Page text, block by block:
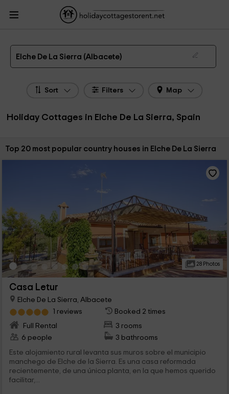
HolidayCottagesToRent.net
La Mancha
Holiday Cottages Albacete
Holiday Cottages Elche De La Sierra
The 23 best holiday cottages & country houses in Elche De La Sierra in 2026
Elche De La Sierra (Albacete)
Sort Filters Map
Holiday Cottages in Elche De La Sierra, Spain
Sort by:
Top 20 most popular country houses in Elche De La Sierra
28 Photos
Casa Letur
Elche De La Sierra, Albacete
1 reviews
Booked 2 times
Full Rental
3 rooms
6 people
3 bathrooms
Este alojamiento rural levanta sus muros sobre el municipio
manchego de Elche de la Sierra. Es una casa reformada
recientemente, de una única planta, en la que hemos querido
facilitar,...